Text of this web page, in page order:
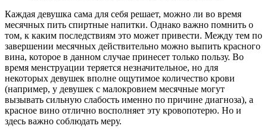
Каждая девушка сама для себя решает, можно ли во время
месячных пить спиртные напитки. Однако важно помнить о
том, к каким последствиям это может привести. Между тем по
завершении месячных действительно можно выпить красного
вина, которое в данном случае принесет только пользу. Во
время менструации теряется незначительное, но для
некоторых девушек вполне ощутимое количество крови
(например, у девушек с малокровием месячные могут
вызывать сильную слабость именно по причине диагноза), а
красное вино отлично восполняет эту кровопотерю. Но и
здесь важно соблюдать меру.